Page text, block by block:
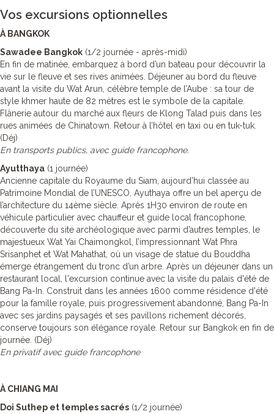
Vos excursions optionnelles
À BANGKOK
Sawadee Bangkok (1/2 journée - après-midi)
En fin de matinée, embarquez à bord d’un bateau pour découvrir la
vie sur le fleuve et ses rives animées. Déjeuner au bord du fleuve
avant la visite du Wat Arun, célèbre temple de l’Aube : sa tour de
style khmer haute de 82 mètres est le symbole de la capitale.
Flânerie autour du marché aux fleurs de Klong Talad puis dans les
rues animées de Chinatown. Retour à l’hôtel en taxi ou en tuk-tuk.
(Déj)
En transports publics, avec guide francophone.
Ayutthaya (1 journée)
Ancienne capitale du Royaume du Siam, aujourd’hui classée au
Patrimoine Mondial de l’UNESCO, Ayuthaya offre un bel aperçu de
l’architecture du 14ème siècle. Après 1H30 environ de route en
véhicule particulier avec chauffeur et guide local francophone,
découverte du site archéologique avec parmi d’autres temples, le
majestueux Wat Yai Chaimongkol, l’impressionnant Wat Phra
Srisanphet et Wat Mahathat, où un visage de statue du Bouddha
émerge étrangement du tronc d’un arbre. Après un déjeuner dans un
restaurant local, l'excursion continue avec la visite du palais d'été de
Bang Pa-In. Construit dans les années 1600 comme résidence d'été
pour la famille royale, puis progressivement abandonné, Bang Pa-In
avec ses jardins paysagés et ses pavillons richement décorés,
conserve toujours son élégance royale. Retour sur Bangkok en fin de
journée. (Déj)
En privatif avec guide francophone
À CHIANG MAI
Doi Suthep et temples sacrés (1/2 journée)